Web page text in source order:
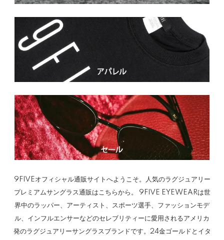
9FIVEオフィシャル通販サイトへようこそ。人気のラグジュアリー
プレミアムサングラス通販はこちらから。 9FIVE EYEWEARは世
界中のラッパー、アーティスト、スポーツ選手、ファッションモデ
ル、インフルエンサーなどのセレブリティーに愛用されるアメリカ
発のラグジュアリーサングラスブランドです。24金ゴールドとイタ